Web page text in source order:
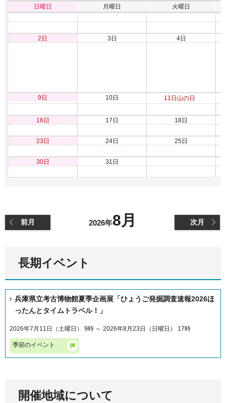
日曜日 月曜日 火曜日
2日 3日 4日
9日 10日 11日 山の日
16日 17日 18日
23日 24日 25日
30日 31日
前月 2026年8月 次月
長期イベント
兵庫県立考古博物館夏季企画展「ひょうご発掘調査速報2026ほ
ったんとタイムトラベル！」
2026年7月11日（土曜日） 9時 ～ 2026年8月23日（日曜日） 17時
季節のイベント
開催地域について